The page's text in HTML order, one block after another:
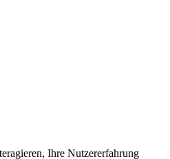
Ihre Nutzererfahrung